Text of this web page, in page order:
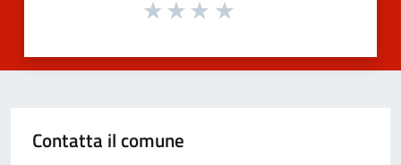
Contatta il comune